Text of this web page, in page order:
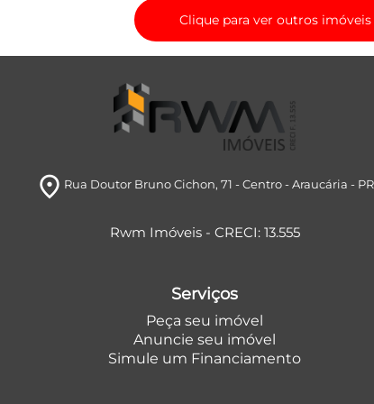
Clique para ver outros
room Rua Doutor Bruno Cichon, 71 - Centro- Araucária - PR
Rwm Imóveis - CRECI: 13.555
Serviços
Peça seu imóvel
Anuncie seu imóvel
Simule um Financiamento